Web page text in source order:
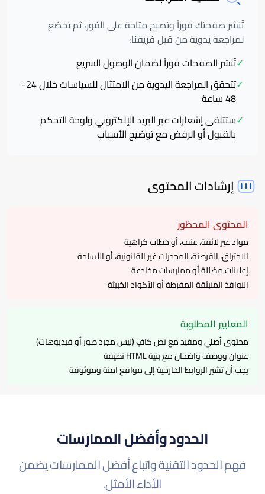
تُنشر صفحتك فوراً وتصبح متاحة على الفور، ثم تخضع
لمراجعة يدوية من قبل فريقنا:
✓تُنشر الصفحات فوراً لضمان الوصول السريع
✓
تتحقق المراجعة اليدوية من الامتثال للسياسات خلال 24-
48 ساعة
✓ستتلقى إشعارات عبر البريد الإلكتروني ولوحة التحكم
بالقبول أو الرفض مع توضيح الأسباب
إرشادات المحتوى
المحتوى المحظور
مواد غير لائقة، عنف، أو خطاب كراهية
الاختراق، القرصنة، المخدرات غير القانونية، أو الأسلحة
إعلانات مضللة أو ممارسات مخادعة
النوافذ المنبثقة المفرطة أو الأكواد الخبيثة
المعايير المطلوبة
محتوى أصلي ومفيد مع نص كافٍ (ليس مجرد صور أو فيديوهات)
عنوان ووصف واضحان مع بنية HTML نظيفة
يجب أن تشير الروابط الخارجية إلى مواقع آمنة وموثوقة
الحدود وأفضل الممارسات
فهم الحدود التقنية واتباع أفضل الممارسات يضمن
الأداء الأمثل.